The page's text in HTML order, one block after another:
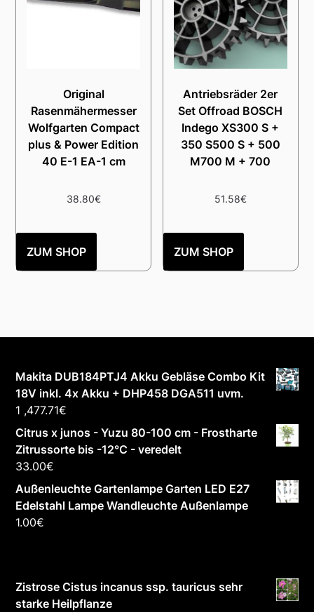
Original
Rasenmähermesser
Wolfgarten Compact
plus & Power Edition
40 E-1 EA-1 cm
38.80€
ZUM SHOP
Antriebsräder 2er
Set Offroad BOSCH
Indego XS300 S +
350 S500 S + 500
M700 M + 700
51.58€
ZUM SHOP
Makita DUB184PTJ4 Akku Gebläse Combo Kit
18V inkl. 4x Akku + DHP458 DGA511 uvm.
1 ,477.71€
Citrus x junos - Yuzu 80-100 cm - Frostharte
Zitrussorte bis -12°C - veredelt
33.00€
Außenleuchte Gartenlampe Garten LED E27
Edelstahl Lampe Wandleuchte Außenlampe
1.00€
Zistrose Cistus incanus ssp. tauricus sehr
starke Heilpflanze